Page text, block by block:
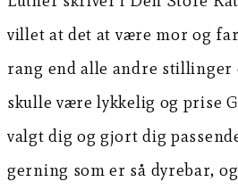
villet at det at være mor og
rang end alle andre stillinger
skulle være lykkelig og prise
valgt dig og gjort dig
gerning som er så dyrebar,